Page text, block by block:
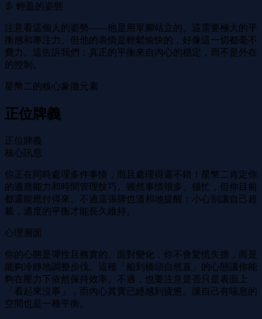
👢 輕盈的姿態
注意看這個人的姿勢——他是用單腳站立的。這需要極大的平
衡感和專注力。但他的表情是輕鬆愉快的，好像這一切都毫不
費力。這告訴我們：真正的平衡來自內心的穩定，而不是外在
的控制。
星幣二的核心象徵元素
正位牌義
正位牌義
核心訊息
你正在同時處理多件事情，而且處理得還不錯！星幣二肯定你
的適應能力和時間管理技巧。雖然事情很多、很忙，但你目前
都還能應付得來。不過這張牌也溫和地提醒：小心別讓自己超
載，適度的平衡才能長久維持。
心理層面
你的心態是彈性且務實的。面對變化，你不會驚慌失措，而是
能夠冷靜地調整步伐。這種「船到橋頭自然直」的心態讓你能
夠在壓力下依然保持效率。不過，也要注意是否只是表面上
「看起來沒事」，而內心其實已經感到疲憊。讓自己有喘息的
空間也是一種平衡。